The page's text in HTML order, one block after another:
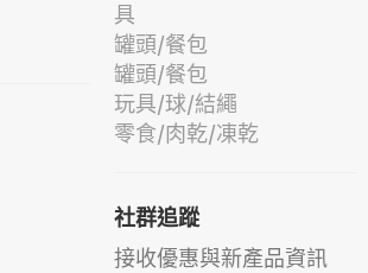
具
罐頭/餐包
罐頭/餐包
玩具/球/結繩
零食/肉乾/凍乾
社群追蹤
接收優惠與新產品資訊